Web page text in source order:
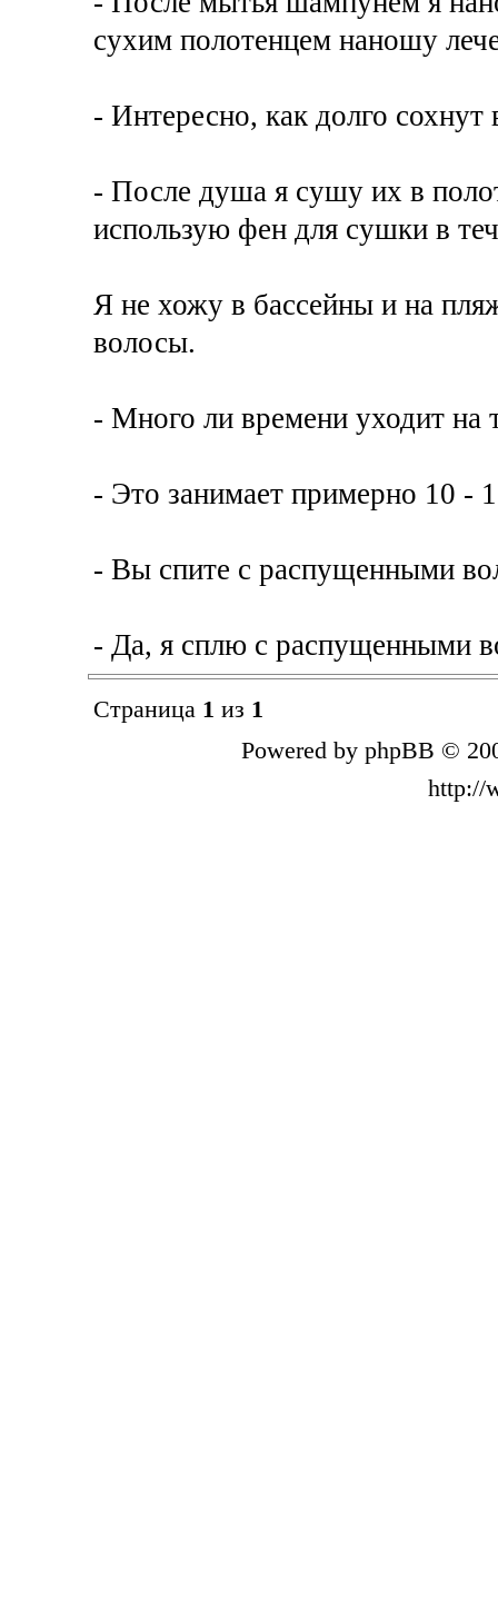
сухим полотенцем наношу
- Интересно, как долго
- После душа я сушу их в
использую фен для сушки в
Я не хожу в бассейны и на
волосы.
- Много ли времени уходит на
- Это занимает примерно 10 -
- Вы спите с распущенными
- Да, я сплю с распущенными
Страница 1 из 1
Powered by phpBB ©
http://